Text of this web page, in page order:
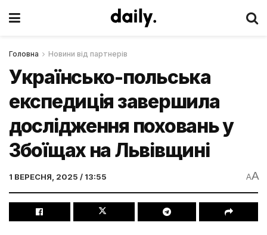
Головна Новини від партнерів
Українсько-польська
експедиція завершила
дослідження поховань у
Збоїщах на Львівщині
1 ВЕРЕСНЯ, 2025 / 13:55 AA